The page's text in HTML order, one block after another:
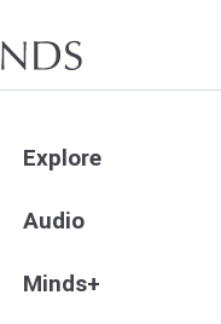
Explore
Audio
Minds+